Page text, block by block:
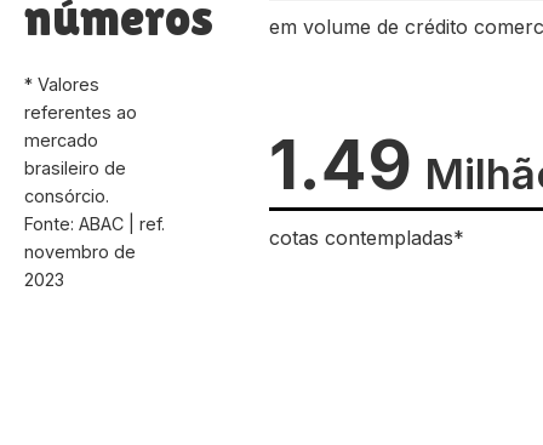
números
* Valores
referentes ao
mercado
brasileiro de
consórcio.
Fonte: ABAC | ref.
novembro de
2023
em volume de crédito
1.49
cotas contempladas*